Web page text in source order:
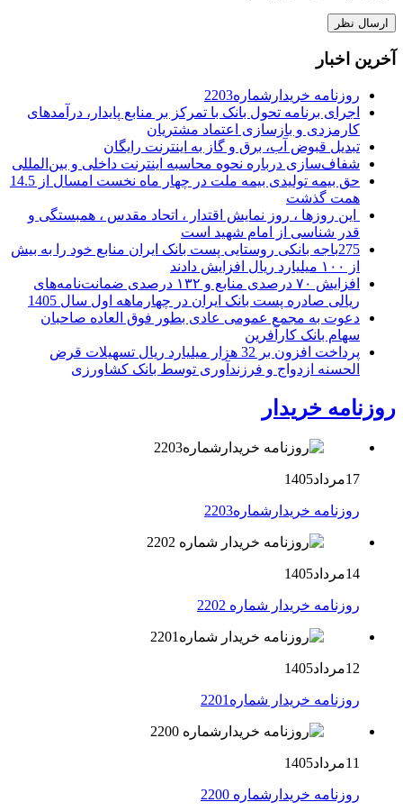
آخرین اخبار
روزنامه خریدارشماره2203
اجرای برنامه تحول بانک با تمرکز بر منابع پایدار، درآمدهای
کارمزدی و بازسازی اعتماد مشتریان
تبدیل قبوض آب، برق و گاز به اینترنت رایگان
شفاف‌سازی درباره نحوه محاسبه اینترنت داخلی و بین‌المللی
حق بیمه تولیدی بیمه ملت در چهار ماه نخست امسال از 14.5
همت گذشت
این روزها ، روز نمایش اقتدار ، اتحاد مقدس ، همبستگی و
قدر شناسی از امام شهید است
275باجه بانکی روستایی پست بانک ایران منابع خود را به بیش
از ۱۰۰ میلیارد ریال افزایش دادند
افزایش ۷۰ درصدی منابع و ۱۳۲ درصدی ضمانت‌نامه‌های
ریالی صادره پست بانک ایران در چهارماهه اول سال 1405
دعوت به مجمع عمومی عادی بطور فوق العاده صاحبان
سهام بانک کارآفرین
پرداخت افزون بر 32 هزار میلیارد ریال تسهیلات قرض
الحسنه ازدواج و فرزندآوری توسط بانک کشاورزی
روزنامه خریدار
17مرداد1405
روزنامه خریدارشماره2203
14مرداد1405
روزنامه خریدار شماره 2202
12مرداد1405
روزنامه خریدار شماره2201
11مرداد1405
روزنامه خریدارشماره 2200